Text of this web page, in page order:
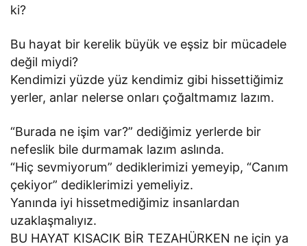
ki?
Bu hayat bir kerelik büyük ve eşsiz bir mücadele
değil miydi?
Kendimizi yüzde yüz kendimiz gibi hissettiğimiz
yerler, anlar nelerse onları çoğaltmamız lazım.
“Burada ne işim var?” dediğimiz yerlerde bir
nefeslik bile durmamak lazım aslında.
“Hiç sevmiyorum” dediklerimizi yemeyip, “Canım
çekiyor” dediklerimizi yemeliyiz.
Yanında iyi hissetmediğimiz insanlardan
uzaklaşmalıyız.
BU HAYAT KISACIK BİR TEZAHÜRKEN ne için ya